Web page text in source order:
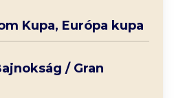
Kupa, Európa kupa
/ Gran